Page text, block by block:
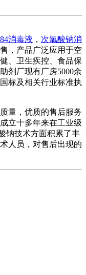
84消毒液 ， 次氯酸钠消
，产品广泛应用于空
、卫生疾控、食品保
剂厂现有厂房5000余
标及相关行业标准执
量，优质的售后服务
立十多年来在工业级
钠技术方面积累了丰
人员，对售后出现的